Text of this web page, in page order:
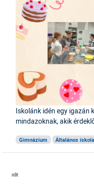
Iskolánk idén egy igazán
mindazoknak, akik
Gimnázium Általános iskola